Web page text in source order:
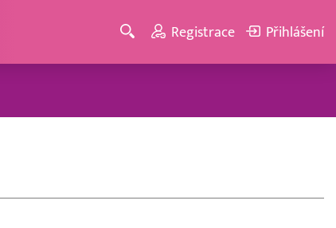
Registrace Přihlášení